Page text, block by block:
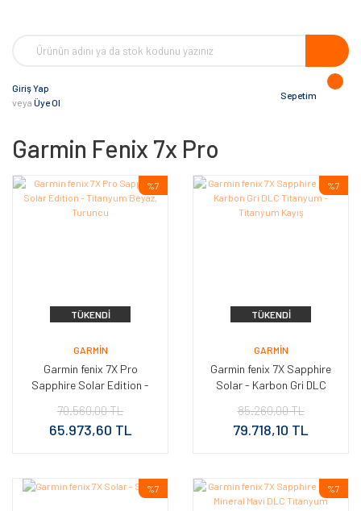
Giriş Yap
veya Üye Ol
Sepetim
Garmin Fenix 7x Pro
TÜKENDI
GARMIN
Garmin fenix 7X Pro
Sapphire Solar Edition -
%7
70.560,00 TL
65.973,60 TL
TÜKENDI
GARMIN
Garmin fenix 7X Sapphire
Solar - Karbon Gri DLC
%7
85.260,00 TL
79.718,10 TL
%7 %7